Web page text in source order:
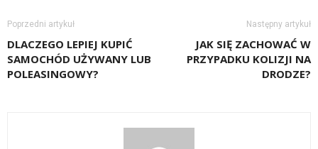
Poprzedni artykuł
DLACZEGO LEPIEJ KUPIĆ
SAMOCHÓD UŻYWANY LUB
POLEASINGOWY?
Następny artykuł
JAK SIĘ ZACHOWAĆ W
PRZYPADKU KOLIZJI NA
DRODZE?